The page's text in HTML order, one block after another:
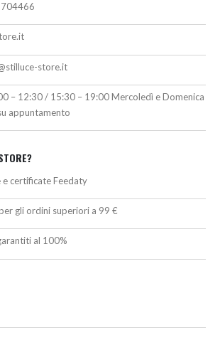
store.it
– 12:30 / 15:30 – 19:00 Mercoledì e Domenica
appuntamento
e certificate Feedaty
gli ordini superiori a 99 €
al 100%